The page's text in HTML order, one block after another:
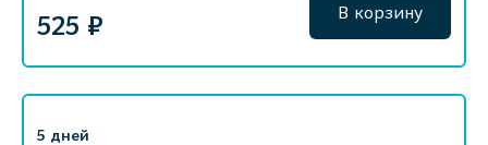
525 ₽ В корзину
5 дней